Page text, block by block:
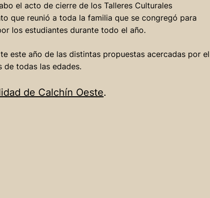
el acto de cierre de los Talleres Culturales
que reunió a toda la familia que se congregó para
los estudiantes durante todo el año.
este año de las distintas propuestas acercadas por el
todas las edades.
de Calchín Oeste.